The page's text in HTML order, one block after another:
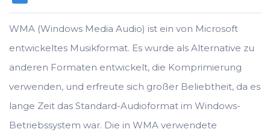
WMA (Windows Media Audio) ist ein von Microsoft
entwickeltes Musikformat. Es wurde als Alternative zu
anderen Formaten entwickelt, die Komprimierung
verwenden, und erfreute sich großer Beliebtheit, da es
lange Zeit das Standard-Audioformat im Windows-
Betriebssystem war. Die in WMA verwendete